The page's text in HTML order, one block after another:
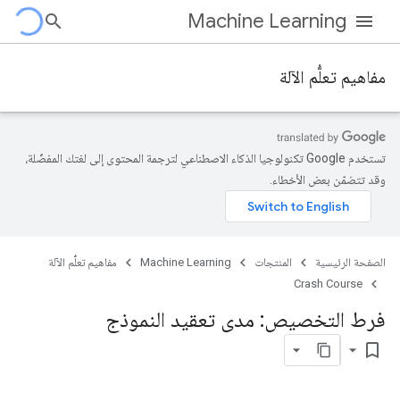
Machine Learning
مفاهيم تعلُّم الآلة
تستخدم Google تكنولوجيا الذكاء الاصطناعي لترجمة المحتوى إلى لغتك المفضّلة،
وقد تتضمّن بعض الأخطاء.
الصفحة الرئيسية المنتجات Machine Learning
مفاهيم تعلُّم الآلة
Crash Course
فرط التخصيص: مدى تعقيد النموذج
bookmark_border